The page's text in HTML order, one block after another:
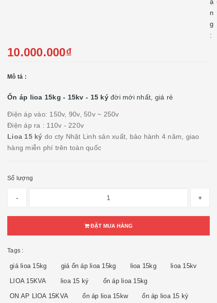
n
g
:
10.000.000₫
Mô tả :
Ổn áp lioa 15kg - 15kv - 15 kýđời mới nhất, giá rẻ
Điện áp vào: 150v, 90v, 50v ~ 250v
Điện áp ra : 110v - 220v
Lioa 15 ký do cty Nhật Linh sản xuất, bảo hành 4 năm, giao
hàng miễn phí trên toàn quốc
Số lượng
- +
ĐẶT MUA HÀNG
Tags :
giá lioa 15kg giá ổn áp lioa 15kg lioa 15kg lioa 15kv
LIOA 15KVA lioa 15 ký ổn áp lioa 15kg
ON AP LIOA 15KVA ổn áp lioa 15kw ổn áp lioa 15 ký